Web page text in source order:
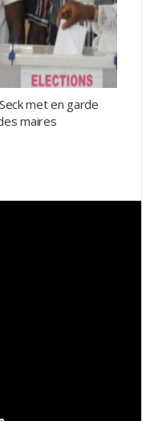
met en garde
maires